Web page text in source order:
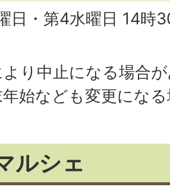
日・第4水曜日 14時
り中止になる場合
年始なども変更にな
ルシェ